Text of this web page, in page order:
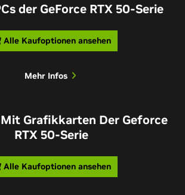
der GeForce RTX 50-Serie
Alle Kaufoptionen ansehen
Mehr Infos
Grafikkarten Der Geforce
RTX 50-Serie
Alle Kaufoptionen ansehen